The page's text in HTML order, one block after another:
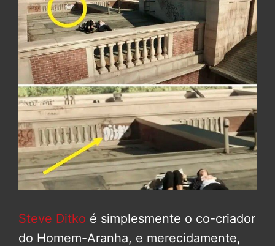
Steve Ditko é simplesmente o co-criador
do Homem-Aranha, e merecidamente,